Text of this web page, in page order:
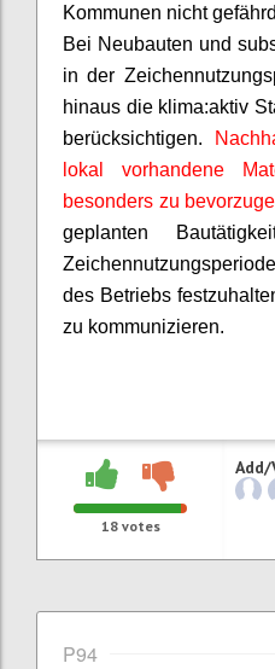
Kommunen nicht
Bei Neubauten und
in der
hinaus die klima:aktiv
berücksichtigen.
lokal vorhandene
besonders zu
geplanten
des Betriebs
zu kommunizieren.
18votes
P94